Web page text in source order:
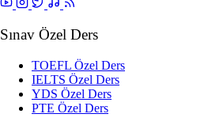
Sınav Özel Ders
TOEFL Özel Ders
IELTS Özel Ders
YDS Özel Ders
PTE Özel Ders